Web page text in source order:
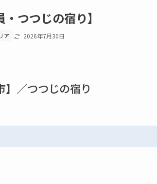
つつじの宿り】
ア 2026年7月30日
】／つつじの宿り